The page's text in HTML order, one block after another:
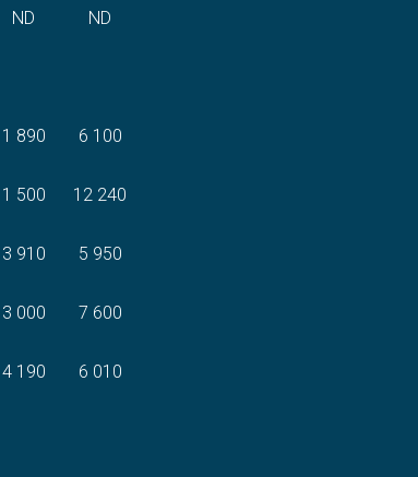
ND ND
1 890 6 100
1 500 12 240
3 910 5 950
3 000 7 600
4 190 6 010